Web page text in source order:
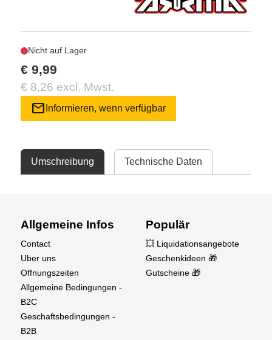
Nicht auf Lager
€ 9,99
€ 8,26 excl. Mwst.
mail Informieren, wenn verfügbar
Umschreibung Technische Daten
Allgemeine Infos
Contact
Uber uns
Offnungszeiten
Allgemeine Bedingungen -
B2C
Geschaftsbedingungen -
B2B
Populär
💥 Liquidationsangebote
Geschenkideen 🎁
Gutscheine 🎁